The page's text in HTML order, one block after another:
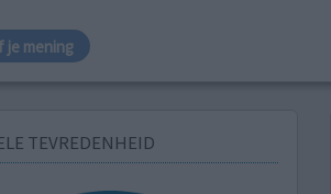
je mening
TEVREDENHEID